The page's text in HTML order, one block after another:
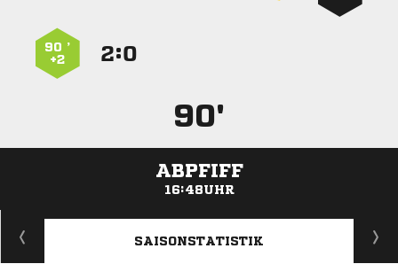
:
90 ’
+2
90'
ABPFIFF
16:48UHR
ANZEIGE
SAISONSTATISTIK